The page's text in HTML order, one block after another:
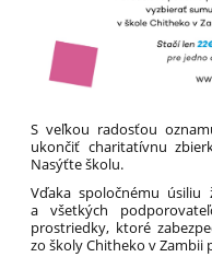
S veľkou radosťou
ukončiť charitatívnu
Nasýťte školu.
Vďaka spoločnému úsiliu
a všetkých
prostriedky, ktoré
zo školy Chitheko v Zambii